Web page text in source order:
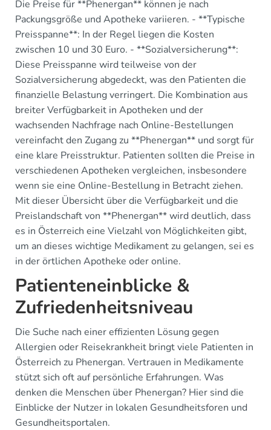
Die Preise für **Phenergan** können je nach
Packungsgröße und Apotheke variieren. - **Typische
Preisspanne**: In der Regel liegen die Kosten
zwischen 10 und 30 Euro. - **Sozialversicherung**:
Diese Preisspanne wird teilweise von der
Sozialversicherung abgedeckt, was den Patienten die
finanzielle Belastung verringert. Die Kombination aus
breiter Verfügbarkeit in Apotheken und der
wachsenden Nachfrage nach Online-Bestellungen
vereinfacht den Zugang zu **Phenergan** und sorgt für
eine klare Preisstruktur. Patienten sollten die Preise in
verschiedenen Apotheken vergleichen, insbesondere
wenn sie eine Online-Bestellung in Betracht ziehen.
Mit dieser Übersicht über die Verfügbarkeit und die
Preislandschaft von **Phenergan** wird deutlich, dass
es in Österreich eine Vielzahl von Möglichkeiten gibt,
um an dieses wichtige Medikament zu gelangen, sei es
in der örtlichen Apotheke oder online.
Patienteneinblicke &
Zufriedenheitsniveau
Die Suche nach einer effizienten Lösung gegen
Allergien oder Reisekrankheit bringt viele Patienten in
Österreich zu Phenergan. Vertrauen in Medikamente
stützt sich oft auf persönliche Erfahrungen. Was
denken die Menschen über Phenergan? Hier sind die
Einblicke der Nutzer in lokalen Gesundheitsforen und
Gesundheitsportalen.